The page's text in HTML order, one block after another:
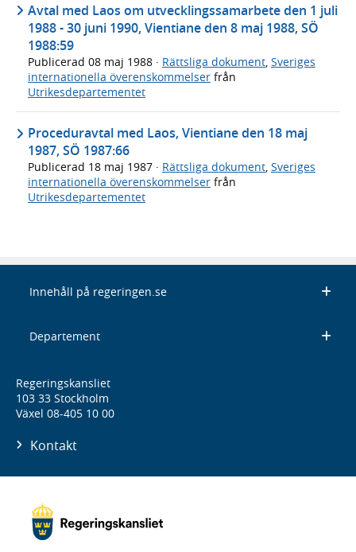
Avtal med Laos om utvecklingssamarbete den 1 juli
1988 - 30 juni 1990, Vientiane den 8 maj 1988, SÖ
1988:59
Publicerad 08 maj 1988 · Rättsliga dokument Sveriges
internationella överenskommelser från
Utrikesdepartementet
Proceduravtal med Laos, Vientiane den 18 maj
1987, SÖ 1987:66
Publicerad 18 maj 1987 · Rättsliga dokument, Sveriges
internationella överenskommelser från
Utrikesdepartementet
Innehåll på regeringen.se
Departement
Regeringskansliet
103 33 Stockholm
Växel 08-405 10 00
Kontakt